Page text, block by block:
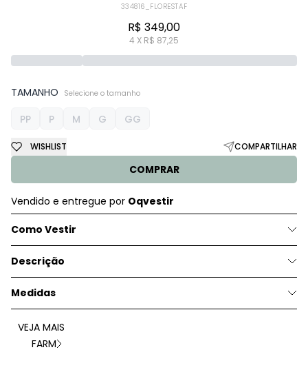
334816_FLORESTAF
R$ 349,00
4 X R$ 87,25
TAMANHO Selecione o tamanho
PP P M G GG
COMPRAR
WISHLIST COMPARTILHAR
Vendido e entregue por Oqvestir
Como Vestir
Descrição
Medidas
VEJA MAIS
FARM